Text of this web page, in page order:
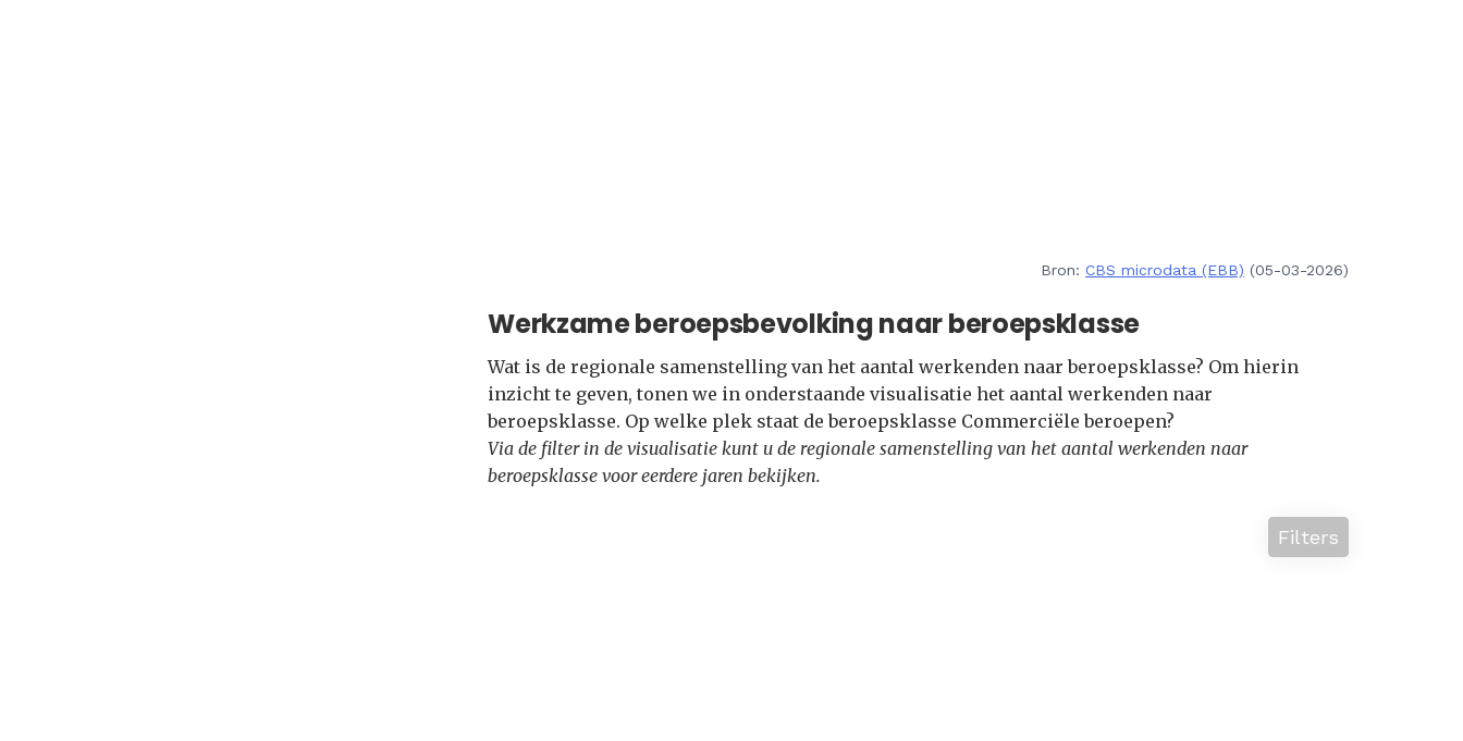
Bron: CBS microdata (EBB) (05-03-2026)
Werkzame beroepsbevolking naar beroepsklasse
Wat is de regionale samenstelling van het aantal werkenden naar beroepsklasse? Om hierin
inzicht te geven, tonen we in onderstaande visualisatie het aantal werkenden naar
beroepsklasse. Op welke plek staat de beroepsklasse Commerciële beroepen?
Via de filter in de visualisatie kunt u de regionale samenstelling van het aantal werkenden naar
beroepsklasse voor eerdere jaren bekijken.
Filters